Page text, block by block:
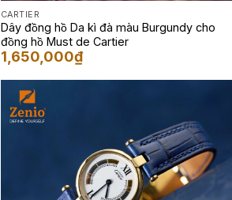
CARTIER
Dây đồng hồ Da kì đà màu Burgundy cho
đồng hồ Must de Cartier
1,650,000₫